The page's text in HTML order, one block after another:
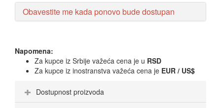
Obavestite me kada ponovo bude dostupan
Napomena:
Za kupce iz Srbije važeća cena je u RSD
Za kupce iz inostranstva važeća cena je EUR / US$
Dostupnost proizvoda